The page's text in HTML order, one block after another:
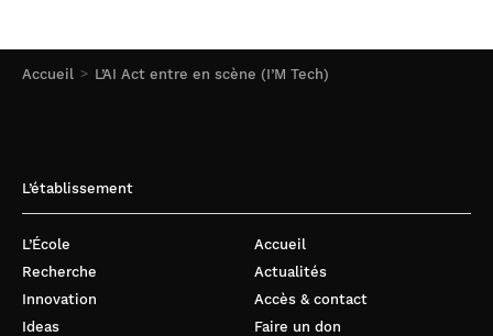
Accueil L’AI Act entre en scène (I’M Tech)
L’établissement
L’École
Recherche
Innovation
Ideas
Accueil
Actualités
Accès & contact
Faire un don